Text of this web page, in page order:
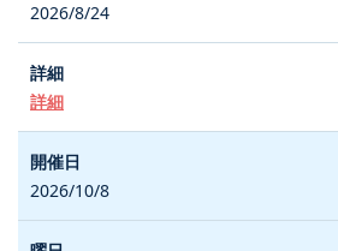
2026/8/24
詳細
2026/10/8